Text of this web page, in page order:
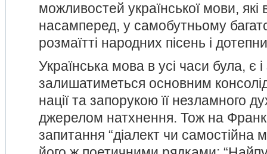
можливостей української мови, які
насамперед, у самобутньому
розмаїтті народних пісень і
Українська мова в усі часи була, є
залишатиметься основним
нації та запорукою її незламного
джерелом натхнення. Тож на
запитання “діалект чи самостійна